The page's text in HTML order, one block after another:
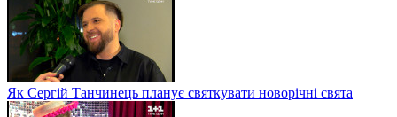
Як Сергій Танчинець планує святкувати новорічні свята